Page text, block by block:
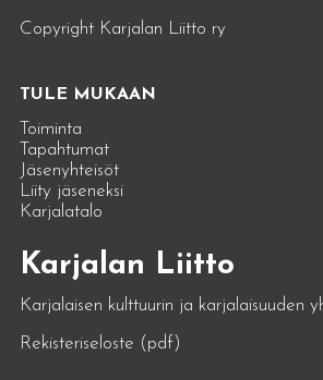
Copyright Karjalan Liitto ry
TULE MUKAAN
Toiminta
Tapahtumat
Jäsenyhteisöt
Liity jäseneksi
Karjalatalo
Karjalan Liitto
Karjalaisen kulttuurin ja karjalaisuuden
Rekisteriseloste (pdf)